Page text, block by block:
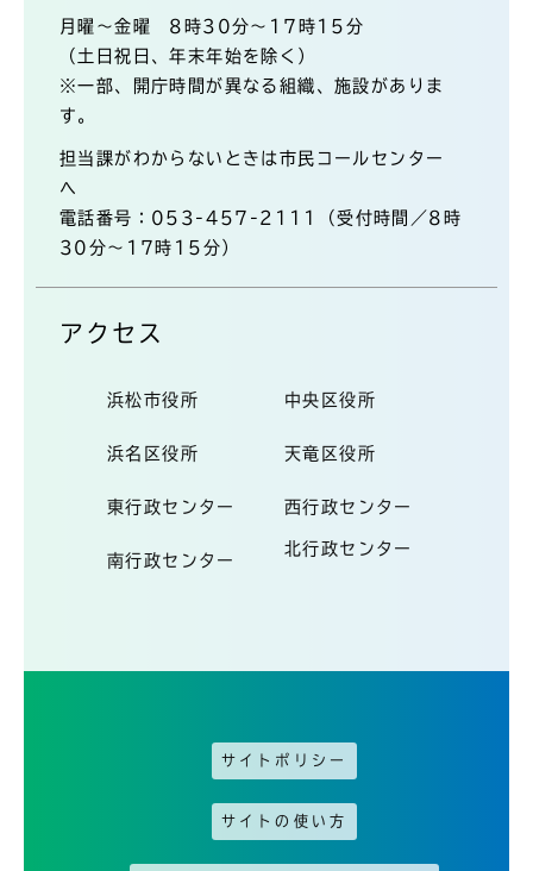
月曜～金曜 8時30分～17時15分
（土日祝日、年末年始を除く）
※一部、開庁時間が異なる組織、施設がありま
す。
担当課がわからないときは市民コールセンター
へ
電話番号：053-457-2111（受付時間／8時
30分～17時15分）
アクセス
浜松市役所 中央区役所
浜名区役所 天竜区役所
東行政センター 西行政センター
南行政センター
北行政センター
サイトポリシー
サイトの使い方